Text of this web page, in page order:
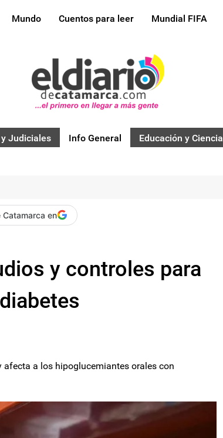
Mundo Cuentos para leer Mundial FIFA
Judiciales Info General Educación y Ciencia
Catamarca en
y controles para
a los hipoglucemiantes orales con